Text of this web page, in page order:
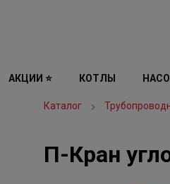
АКЦИИ ⭐ КОТЛЫ
Каталог
П-Кран